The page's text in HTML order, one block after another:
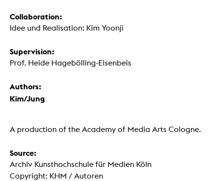
Collaboration:
Idee und Realisation: Kim Yoonji
Supervision:
Prof. Heide Hagebölling-Eisenbeis
Authors:
Kim/Jung
A production of the Academy of Media Arts Cologne.
Source:
Archiv Kunsthochschule für Medien Köln
Copyright: KHM / Autoren